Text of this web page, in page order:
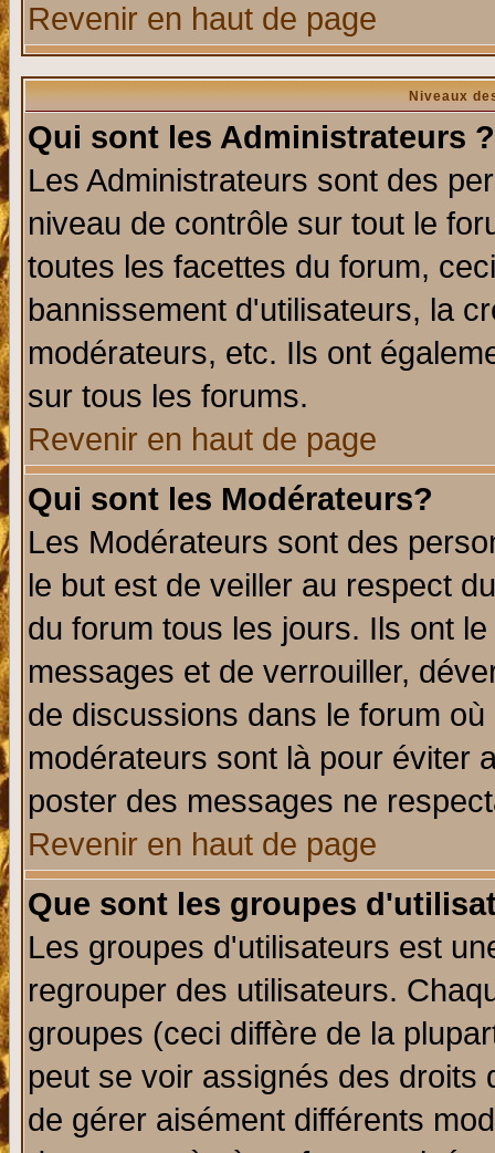
Revenir en haut de page
Niveaux
Qui sont les Administrateurs ?
Les Administrateurs sont des
niveau de contrôle sur tout le
toutes les facettes du forum,
bannissement d'utilisateurs, la
modérateurs, etc. Ils ont
sur tous les forums.
Revenir en haut de page
Qui sont les Modérateurs?
Les Modérateurs sont des
le but est de veiller au respect
du forum tous les jours. Ils ont
messages et de verrouiller,
de discussions dans le forum
modérateurs sont là pour éviter
poster des messages ne
Revenir en haut de page
Que sont les groupes
Les groupes d'utilisateurs est
regrouper des utilisateurs.
groupes (ceci diffère de la
peut se voir assignés des
de gérer aisément différents